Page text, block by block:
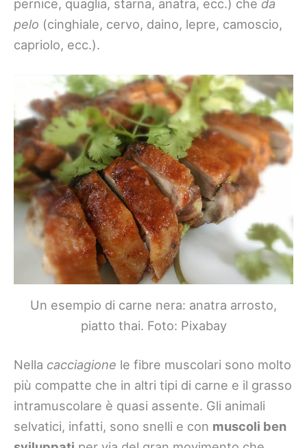
pernice, quaglia, starna, anatra, ecc.) che da
pelo (cinghiale, cervo, daino, lepre, camoscio,
capriolo, ecc.).
Un esempio di carne nera: anatra arrosto,
piatto thai. Foto: Pixabay
Nella cacciagione le fibre muscolari sono molto
più compatte che in altri tipi di carne e il grasso
intramuscolare è quasi assente. Gli animali
selvatici, infatti, sono snelli e con muscoli ben